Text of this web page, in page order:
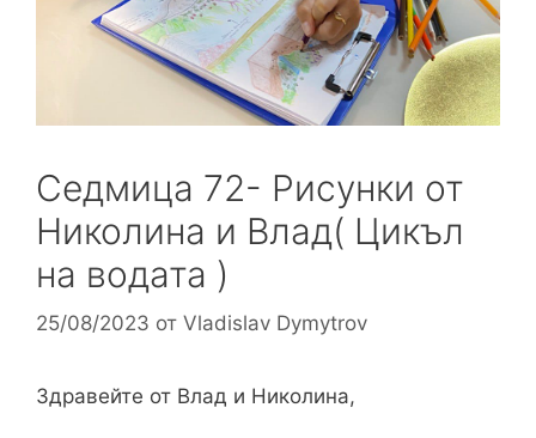
Седмица 72- Рисунки от
Николина и Влад( Цикъл
на водата )
25/08/2023 от Vladislav Dymytrov
Здравейте от Влад и Николина,